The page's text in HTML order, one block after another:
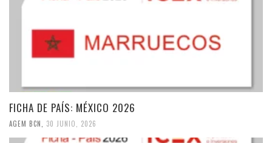
FICHA DE PAÍS: MÉXICO 2026
AGEM BCN 30 JUNIO, 2026